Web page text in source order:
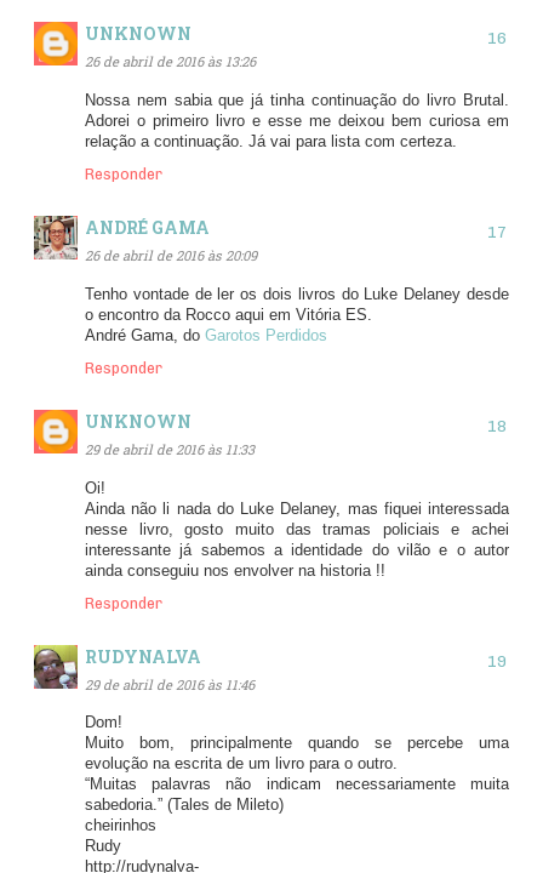
UNKNOWN
26 de abril de 2016 às 13:26
Nossa nem sabia que já tinha continuação do livro Brutal.
Adorei o primeiro livro e esse me deixou bem curiosa em
relação a continuação. Já vai para lista com certeza.
Responder
ANDRÉ GAMA
26 de abril de 2016 às 20:09
Tenho vontade de ler os dois livros do Luke Delaney desde
o encontro da Rocco aqui em Vitória ES.
André Gama, do Garotos Perdidos
Responder
UNKNOWN
29 de abril de 2016 às 11:33
Oi!
Ainda não li nada do Luke Delaney, mas fiquei interessada
nesse livro, gosto muito das tramas policiais e achei
interessante já sabemos a identidade do vilão e o autor
ainda conseguiu nos envolver na historia !!
Responder
RUDYNALVA
29 de abril de 2016 às 11:46
Dom!
Muito bom, principalmente quando se percebe uma
evolução na escrita de um livro para o outro.
“Muitas palavras não indicam necessariamente muita
sabedoria.” (Tales de Mileto)
cheirinhos
Rudy
http://rudynalva-